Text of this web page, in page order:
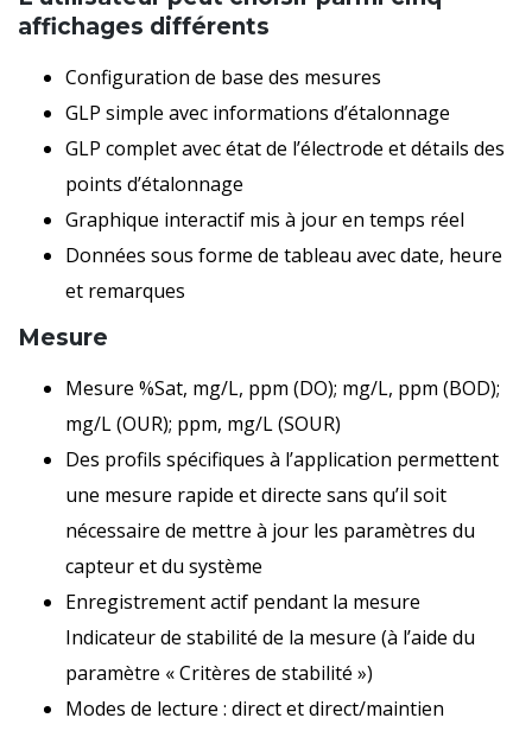
affichages différents
Configuration de base des mesures
GLP simple avec informations d’étalonnage
GLP complet avec état de l’électrode et détails des
points d’étalonnage
Graphique interactif mis à jour en temps réel
Données sous forme de tableau avec date, heure
et remarques
Mesure
Mesure %Sat, mg/L, ppm (DO); mg/L, ppm (BOD);
mg/L (OUR); ppm, mg/L (SOUR)
Des profils spécifiques à l’application permettent
une mesure rapide et directe sans qu’il soit
nécessaire de mettre à jour les paramètres du
capteur et du système
Enregistrement actif pendant la mesure
Indicateur de stabilité de la mesure (à l’aide du
paramètre « Critères de stabilité »)
Modes de lecture : direct et direct/maintien